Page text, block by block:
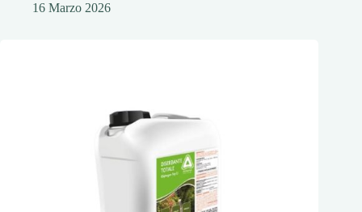
16 Marzo 2026